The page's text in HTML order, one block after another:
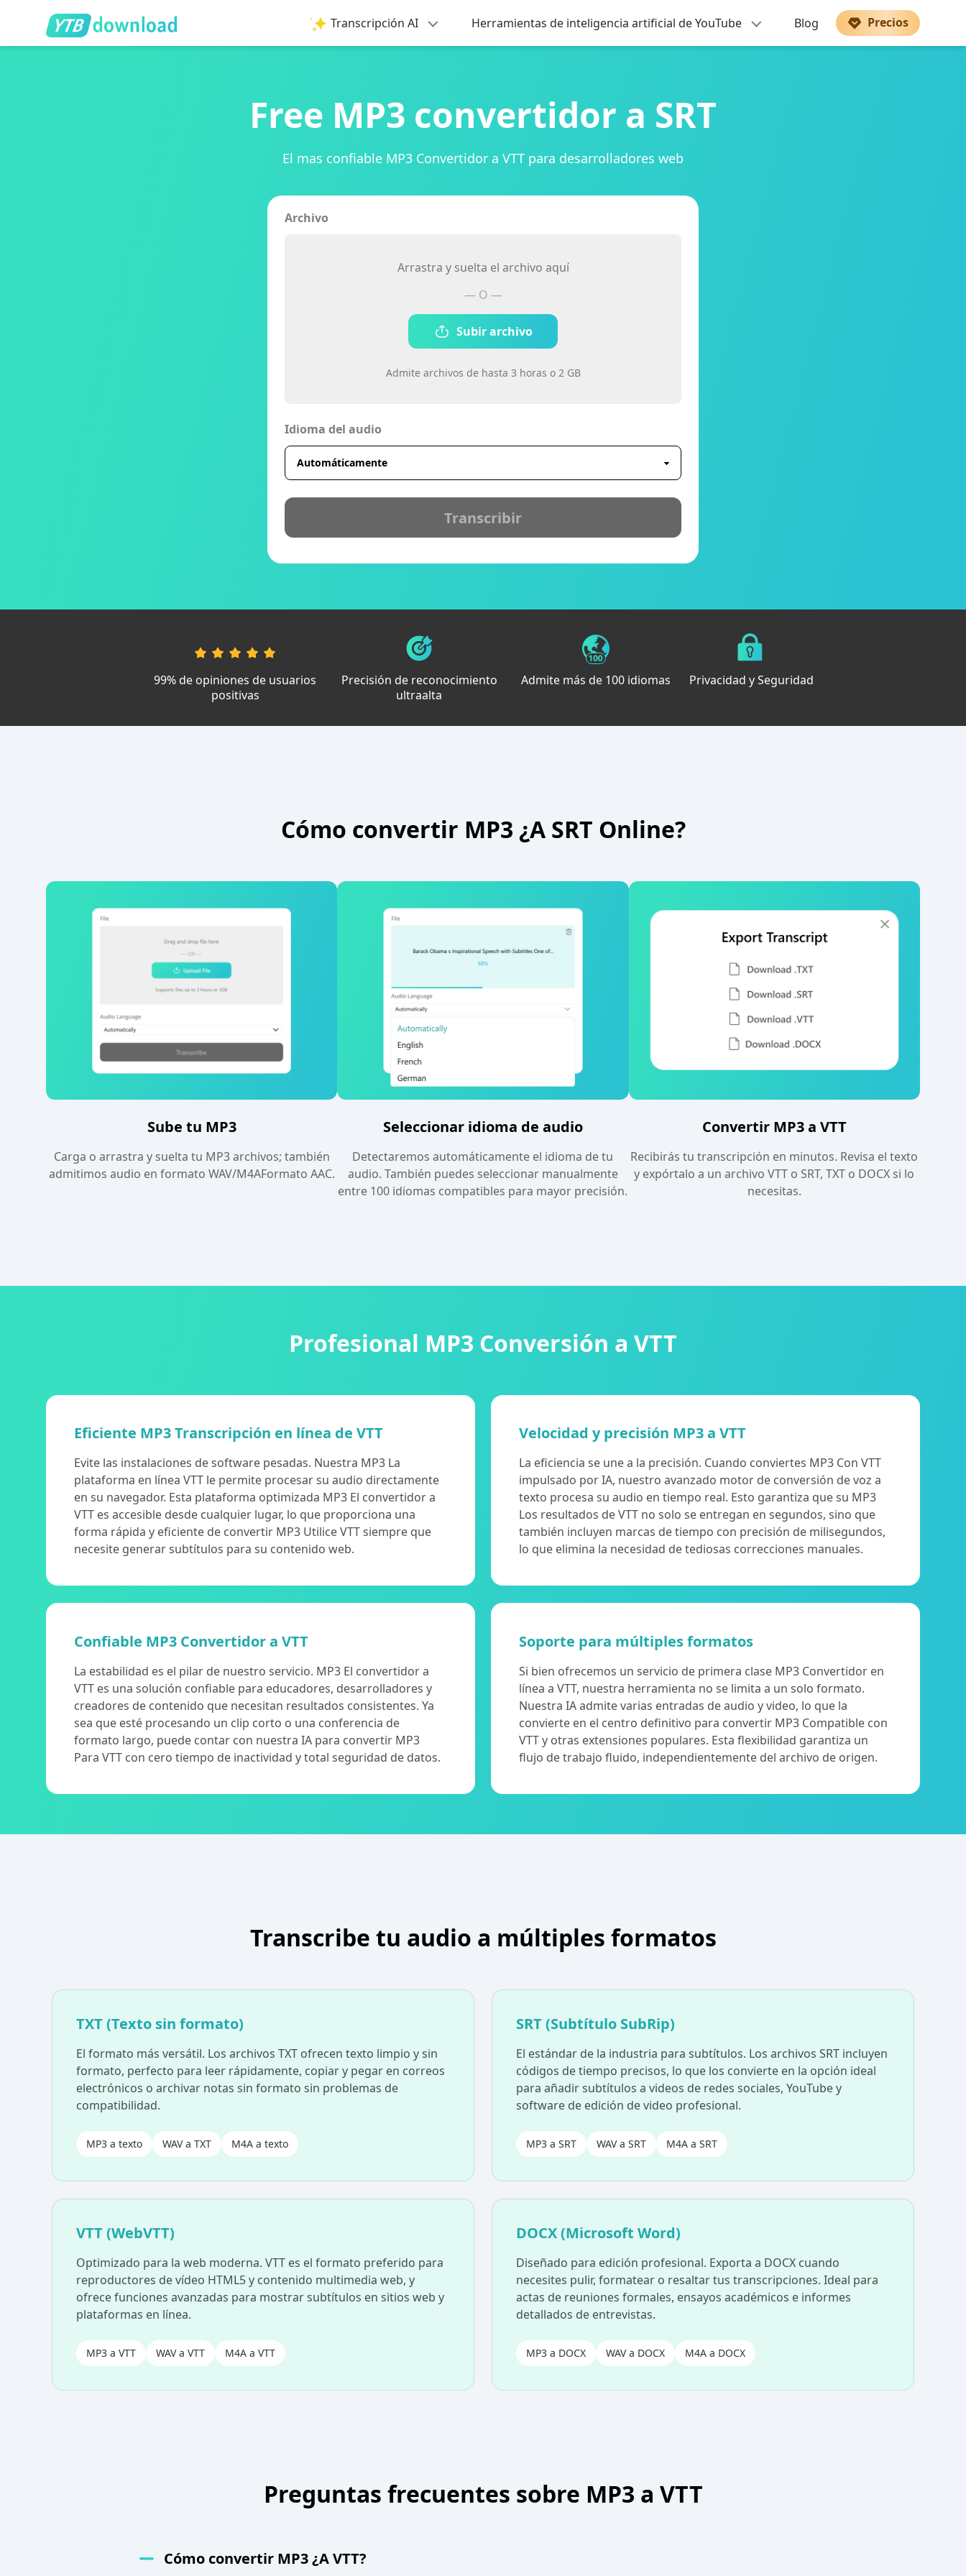
Transcripción AI Herramientas de inteligencia artificial de YouTube Blog Precios
Free MP3 convertidor a SRT
El mas confiable MP3 Convertidor a VTT para desarrolladores web
Archivo
Arrastra y suelta el archivo aquí
— O —
Subir archivo
Admite archivos de hasta 3 horas o 2 GB
Idioma del audio
Transcribir
99% de opiniones de usuarios
positivas
Precisión de reconocimiento
ultraalta
Admite más de 100 idiomas Privacidad y Seguridad
Cómo convertir MP3 ¿A SRT Online?
Sube tu MP3
Carga o arrastra y suelta tu MP3 archivos; también
admitimos audio en formato WAV/M4AFormato AAC.
Seleccionar idioma de audio
Detectaremos automáticamente el idioma de tu
audio. También puedes seleccionar manualmente
entre 100 idiomas compatibles para mayor precisión.
Convertir MP3 a VTT
Recibirás tu transcripción en minutos. Revisa el texto
y expórtalo a un archivo VTT o SRT, TXT o DOCX si lo
necesitas.
Profesional MP3 Conversión a VTT
Eficiente MP3 Transcripción en línea de VTT
Evite las instalaciones de software pesadas. Nuestra MP3 La
plataforma en línea VTT le permite procesar su audio directamente
en su navegador. Esta plataforma optimizada MP3 El convertidor a
VTT es accesible desde cualquier lugar, lo que proporciona una
forma rápida y eficiente de convertir MP3 Utilice VTT siempre que
necesite generar subtítulos para su contenido web.
Velocidad y precisión MP3 a VTT
La eficiencia se une a la precisión. Cuando conviertes MP3 Con VTT
impulsado por IA, nuestro avanzado motor de conversión de voz a
texto procesa su audio en tiempo real. Esto garantiza que su MP3
Los resultados de VTT no solo se entregan en segundos, sino que
también incluyen marcas de tiempo con precisión de milisegundos,
lo que elimina la necesidad de tediosas correcciones manuales.
Confiable MP3 Convertidor a VTT
La estabilidad es el pilar de nuestro servicio. MP3 El convertidor a
VTT es una solución confiable para educadores, desarrolladores y
creadores de contenido que necesitan resultados consistentes. Ya
sea que esté procesando un clip corto o una conferencia de
formato largo, puede contar con nuestra IA para convertir MP3
Para VTT con cero tiempo de inactividad y total seguridad de datos.
Soporte para múltiples formatos
Si bien ofrecemos un servicio de primera clase MP3 Convertidor en
línea a VTT, nuestra herramienta no se limita a un solo formato.
Nuestra IA admite varias entradas de audio y video, lo que la
convierte en el centro definitivo para convertir MP3 Compatible con
VTT y otras extensiones populares. Esta flexibilidad garantiza un
flujo de trabajo fluido, independientemente del archivo de origen.
Transcribe tu audio a múltiples formatos
TXT (Texto sin formato)
El formato más versátil. Los archivos TXT ofrecen texto limpio y sin
formato, perfecto para leer rápidamente, copiar y pegar en correos
electrónicos o archivar notas sin formato sin problemas de
compatibilidad.
MP3 a texto WAV a TXT M4A a texto
SRT (Subtítulo SubRip)
El estándar de la industria para subtítulos. Los archivos SRT incluyen
códigos de tiempo precisos, lo que los convierte en la opción ideal
para añadir subtítulos a videos de redes sociales, YouTube y
software de edición de video profesional.
MP3 a SRT WAV a SRT M4A a SRT
VTT (WebVTT)
Optimizado para la web moderna. VTT es el formato preferido para
reproductores de vídeo HTML5 y contenido multimedia web, y
ofrece funciones avanzadas para mostrar subtítulos en sitios web y
plataformas en línea.
MP3 a VTT WAV a VTT M4A a VTT
DOCX (Microsoft Word)
Diseñado para edición profesional. Exporta a DOCX cuando
necesites pulir, formatear o resaltar tus transcripciones. Ideal para
actas de reuniones formales, ensayos académicos e informes
detallados de entrevistas.
MP3 a DOCX WAV a DOCX M4A a DOCX
Preguntas frecuentes sobre MP3 a VTT
Cómo convertir MP3 ¿A VTT?